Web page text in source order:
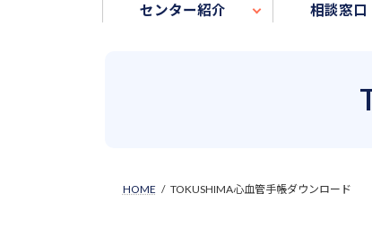
センター紹介 相談窓口
HOME TOKUSHIMA心血管手帳ダウンロード